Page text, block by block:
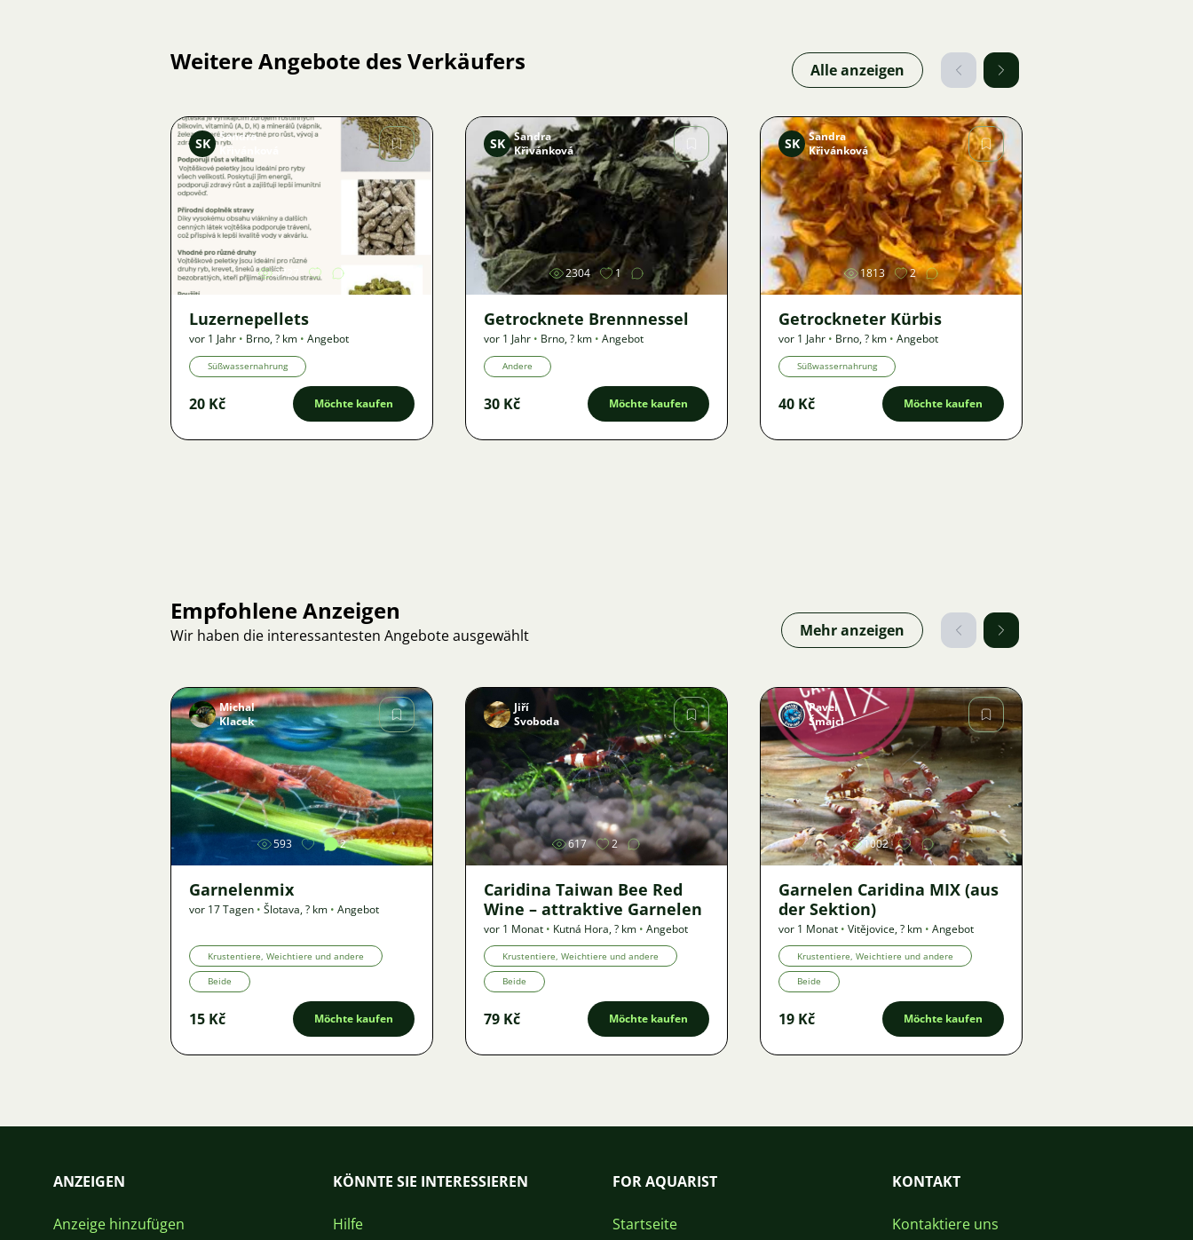
Weitere Angebote des Verkäufers Alle anzeigen
Bild
SK
Sandra
Křivánková
3727
Luzernepellets
vor 1 Jahr • Brno,? km • Angebot
Süßwassernahrung
20 Kč Möchte kaufen
Bild
SK
Sandra
Křivánková
2304 1
Getrocknete Brennnessel
vor 1 Jahr • Brno,? km • Angebot
Andere
30 Kč Möchte kaufen
Bild
SK
Sandra
Křivánková
1813 2
Getrockneter Kürbis
vor 1 Jahr • Brno,? km • Angebot
Süßwassernahrung
40 Kč Möchte kaufen
Empfohlene Anzeigen
Wir haben die interessantesten Angebote ausgewählt Mehr anzeigen
Bild
Michal
Klacek
593 2
Garnelenmix
vor 17 Tagen • Šlotava,? km • Angebot
Krustentiere, Weichtiere und andere
Beide
15 Kč Möchte kaufen
Bild
Jiří
Svoboda
617 2
Caridina Taiwan Bee Red
Wine – attraktive Garnelen
vor 1 Monat • Kutná Hora,? km • Angebot
Krustentiere, Weichtiere und andere
Beide
79 Kč Möchte kaufen
Bild
Pavel
Šmajcl
1002
Garnelen Caridina MIX (aus
der Sektion)
vor 1 Monat • Vitějovice,? km • Angebot
Krustentiere, Weichtiere und andere
Beide
19 Kč Möchte kaufen
ANZEIGEN
Anzeige hinzufügen
KÖNNTE SIE INTERESSIEREN
Hilfe
FOR AQUARIST
Startseite
KONTAKT
Kontaktiere uns